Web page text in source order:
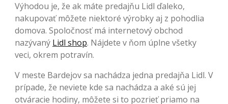
Výhodou je, že ak máte predajňu Lidl ďaleko,
nakupovať môžete niektoré výrobky aj z pohodlia
domova. Spoločnosť má internetový obchod
nazývaný Lidl shop. Nájdete v ňom úplne všetky
veci, okrem potravín.
V meste Bardejov sa nachádza jedna predajňa Lidl. V
prípade, že neviete kde sa nachádza a aké sú jej
otváracie hodiny, môžete si to pozrieť priamo na